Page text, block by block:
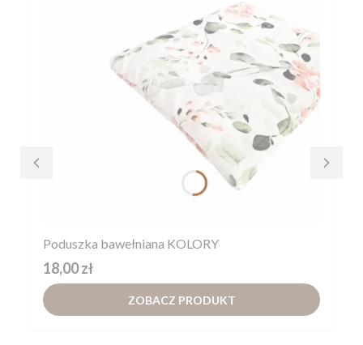
Poduszka bawełniana KOLORY
Cena
18,00 zł
ZOBACZ PRODUKT